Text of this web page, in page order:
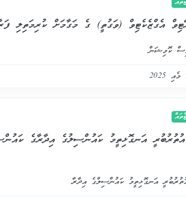
އެގްޒެކެޓިވް (ވަގުތީ) ގެ މަގާމަށް ކުރިމަތިލި
ކޮމިޝަން
އަނގޮޅިތީމު ކައުންސިލުގެ އިދާރާގެ
އަނގޮޅިތީމު ކައުންސިލްގެ އިދާރާ